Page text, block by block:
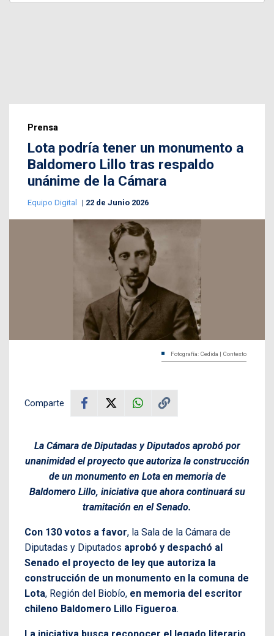
Prensa
Lota podría tener un monumento a
Baldomero Lillo tras respaldo
unánime de la Cámara
Equipo Digital 22 de Junio 2026
Fotografía: Cedida | Contexto
Comparte
La Cámara de Diputadas y Diputados aprobó por
unanimidad el proyecto que autoriza la construcción
de un monumento en Lota en memoria de
Baldomero Lillo, iniciativa que ahora continuará su
tramitación en el Senado.
Con 130 votos a favor, la Sala de la Cámara de
Diputadas y Diputados aprobó y despachó al
Senado el proyecto de ley que autoriza la
construcción de un monumento en la comuna de
Lota, Región del Biobío, en memoria del escritor
chileno Baldomero Lillo Figueroa.